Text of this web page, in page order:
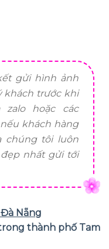
gửi hình ảnh
khách trước khi
hoặc các
khách hàng
chúng tôi luôn
nhất gửi tới
Nẵng
thành phố Tam